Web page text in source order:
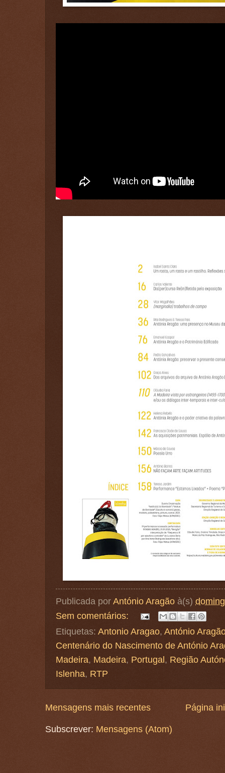
Publicada por António Aragão à(s)
Sem comentários:
Etiquetas: Antonio Aragao, António
Centenário do Nascimento de António
Madeira, Madeira, Portugal , Região
Islenha, RTP
Mensagens mais recentes Página
Subscrever: Mensagens (Atom)